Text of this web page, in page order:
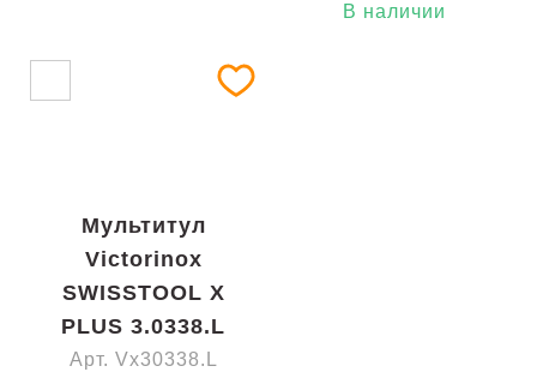
В наличии
Мультитул
Victorinox
SWISSTOOL X
PLUS 3.0338.L
Арт. Vx30338.L